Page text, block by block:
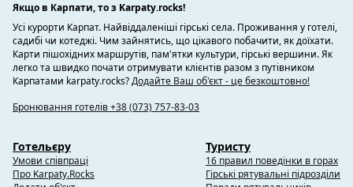
Якщо в Карпати, то з Karpaty.rocks!
Усі курорти Карпат. Найвіддаленіші гірські села. Проживання у готелі,
садибі чи котеджі. Чим зайнятись, що цікавого побачити, як доїхати.
Карти пішохідних маршрутів, пам'ятки культури, гірські вершини. Як
легко та швидко почати отримувати клієнтів разом з путівником
Карпатами karpaty.rocks?Додайте Ваш об'єкт - це безкоштовно!
Бронювання готелів +38 (073) 757-83-03
Готельєру
Умови співпраці
Про Karpaty.Rocks
Туристу
16 правил поведінки в горах
Гірські рятувальні підрозділи